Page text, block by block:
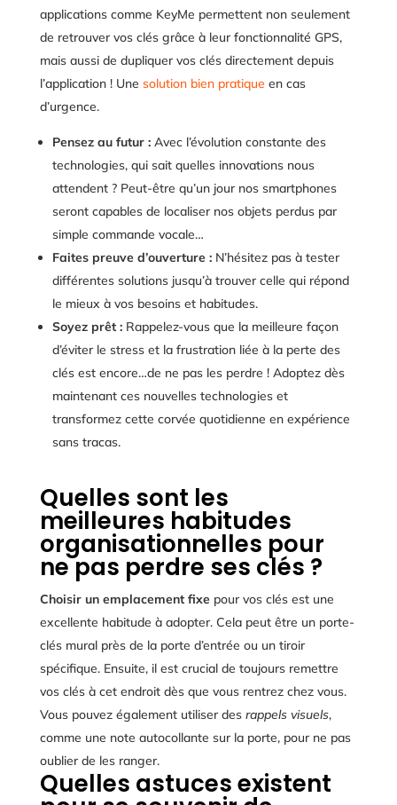
applications comme KeyMe permettent non seulement
de retrouver vos clés grâce à leur fonctionnalité GPS,
mais aussi de dupliquer vos clés directement depuis
l’application ! Une solution bien pratique en cas
d’urgence.
Pensez au futur :Avec l’évolution constante des
technologies, qui sait quelles innovations nous
attendent ? Peut-être qu’un jour nos smartphones
seront capables de localiser nos objets perdus par
simple commande vocale…
Faites preuve d’ouverture :N’hésitez pas à tester
différentes solutions jusqu’à trouver celle qui répond
le mieux à vos besoins et habitudes.
Soyez prêt :Rappelez-vous que la meilleure façon
d’éviter le stress et la frustration liée à la perte des
clés est encore…de ne pas les perdre ! Adoptez dès
maintenant ces nouvelles technologies et
transformez cette corvée quotidienne en expérience
sans tracas.
Quelles sont les
meilleures habitudes
organisationnelles pour
ne pas perdre ses clés ?
Choisir un emplacement fixe pour vos clés est une
excellente habitude à adopter. Cela peut être un porte-
clés mural près de la porte d’entrée ou un tiroir
spécifique. Ensuite, il est crucial de toujours remettre
vos clés à cet endroit dès que vous rentrez chez vous.
Vous pouvez également utiliser des rappels visuels,
comme une note autocollante sur la porte, pour ne pas
oublier de les ranger.
Quelles astuces existent